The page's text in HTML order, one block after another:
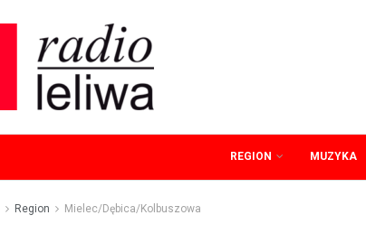
REGION MUZYKA
Region Mielec/Dębica/Kolbuszowa